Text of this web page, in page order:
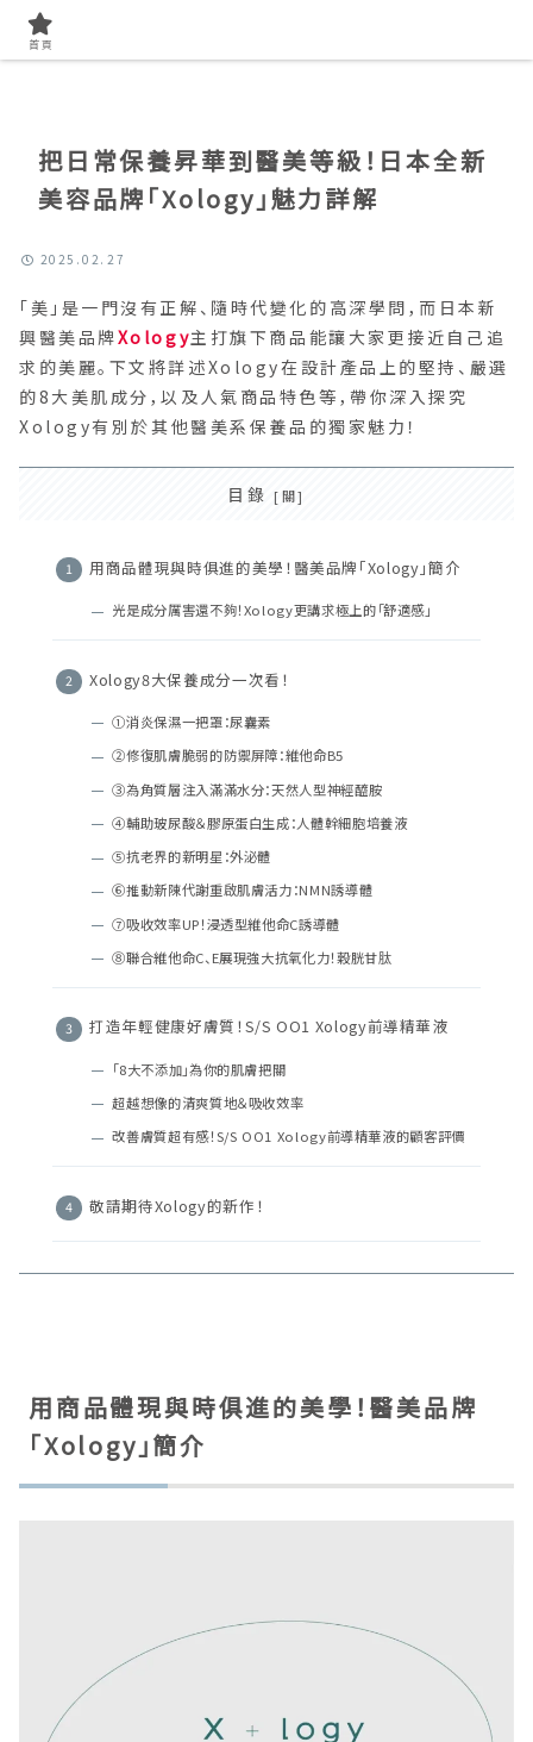
把日常保養昇華到醫美等級！日本全新
美容品牌「Xology」魅力詳解
2025.02.27
「美」是一門沒有正解、隨時代變化的高深學問，而日本新
興醫美品牌Xology主打旗下商品能讓大家更接近自己追
求的美麗。下文將詳述Xology在設計產品上的堅持、嚴選
的8大美肌成分，以及人氣商品特色等，帶你深入探究
Xology有別於其他醫美系保養品的獨家魅力！
目錄
用商品體現與時俱進的美學！醫美品牌「Xology」簡介
光是成分厲害還不夠！Xology更講求極上的「舒適感」
Xology8大保養成分一次看！
①消炎保濕一把罩：尿囊素
②修復肌膚脆弱的防禦屏障：維他命B5
③為角質層注入滿滿水分：天然人型神經醯胺
④輔助玻尿酸＆膠原蛋白生成：人體幹細胞培養液
⑤抗老界的新明星：外泌體
⑥推動新陳代謝重啟肌膚活力：NMN誘導體
⑦吸收效率UP！浸透型維他命C誘導體
⑧聯合維他命C、E展現強大抗氧化力！穀胱甘肽
打造年輕健康好膚質！S/S OO1 Xology前導精華液
「8大不添加」為你的肌膚把關
超越想像的清爽質地＆吸收效率
改善膚質超有感！S/S OO1 Xology前導精華液的顧客評價
敬請期待Xology的新作！
用商品體現與時俱進的美學！醫美品牌
「Xology」簡介
首頁